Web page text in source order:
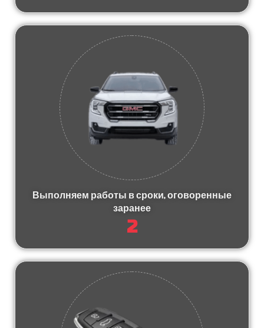
Выполняем работы в сроки, оговоренные
заранее
2